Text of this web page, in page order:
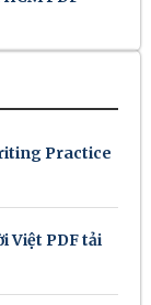
Practice
Việt PDF tải